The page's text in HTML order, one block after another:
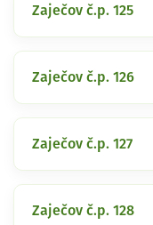
Zaječov č.p. 125
Zaječov č.p. 126
Zaječov č.p. 127
Zaječov č.p. 128